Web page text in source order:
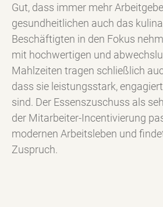
Gut, dass immer mehr
gesundheitlichen auch das
Beschäftigten in den Fokus
mit hochwertigen und
Mahlzeiten tragen schließlich
dass sie leistungsstark,
sind. Der Essenszuschuss als
der Mitarbeiter-Incentivierung
modernen Arbeitsleben und
Zuspruch.